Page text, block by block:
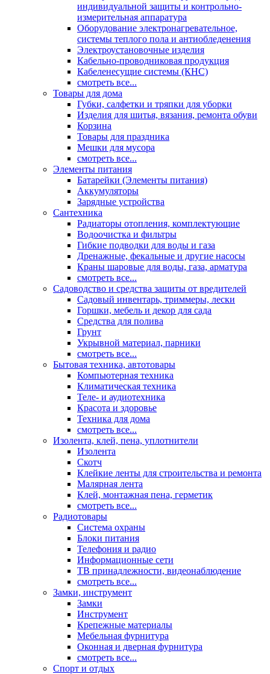
индивидуальной защиты и контрольно-
измерительная аппаратура
Оборудование электронагревательное,
системы теплого пола и антиобледенения
Электроустановочные изделия
Кабельно-проводниковая продукция
Кабеленесущие системы (КНС)
смотреть все...
Товары для дома
Губки, салфетки и тряпки для уборки
Изделия для шитья, вязания, ремонта обуви
Корзина
Товары для праздника
Мешки для мусора
смотреть все...
Элементы питания
Батарейки (Элементы питания)
Аккумуляторы
Зарядные устройства
Сантехника
Радиаторы отопления, комплектующие
Водоочистка и фильтры
Гибкие подводки для воды и газа
Дренажные, фекальные и другие насосы
Краны шаровые для воды, газа, арматура
смотреть все...
Садоводство и средства защиты от вредителей
Садовый инвентарь, триммеры, лески
Горшки, мебель и декор для сада
Средства для полива
Грунт
Укрывной материал, парники
смотреть все...
Бытовая техника, автотовары
Компьютерная техника
Климатическая техника
Теле- и аудиотехника
Красота и здоровье
Техника для дома
смотреть все...
Изолента, клей, пена, уплотнители
Изолента
Скотч
Клейкие ленты для строительства и ремонта
Малярная лента
Клей, монтажная пена, герметик
смотреть все...
Радиотовары
Система охраны
Блоки питания
Телефония и радио
Информационные сети
ТВ принадлежности, видеонаблюдение
смотреть все...
Замки, инструмент
Замки
Инструмент
Крепежные материалы
Мебельная фурнитура
Оконная и дверная фурнитура
смотреть все...
Спорт и отдых